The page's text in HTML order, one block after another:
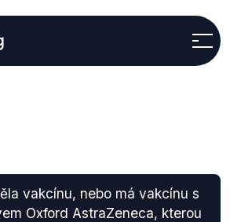
vakcínu, nebo má vakcínu s
Oxford AstraZeneca, kterou